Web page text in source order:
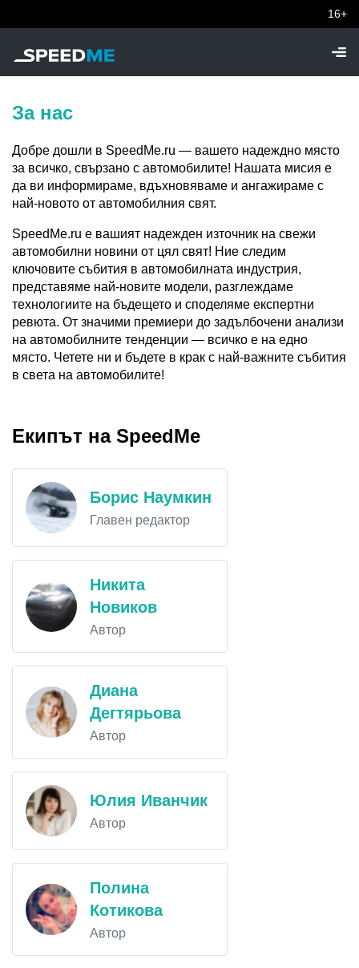
16+
За нас
Добре дошли в SpeedMe.ru — вашето надеждно място
за всичко, свързано с автомобилите! Нашата мисия е
да ви информираме, вдъхновяваме и ангажираме с
най-новото от автомобилния свят.
SpeedMe.ru е вашият надежден източник на свежи
автомобилни новини от цял свят! Ние следим
ключовите събития в автомобилната индустрия,
представяме най-новите модели, разглеждаме
технологиите на бъдещето и споделяме експертни
ревюта. От значими премиери до задълбочени анализи
на автомобилните тенденции — всичко е на едно
място. Четете ни и бъдете в крак с най-важните събития
в света на автомобилите!
Екипът на SpeedMe
Борис Наумкин
Главен редактор
Никита
Новиков
Автор
Диана
Дегтярьова
Автор
Юлия Иванчик
Автор
Полина
Котикова
Автор